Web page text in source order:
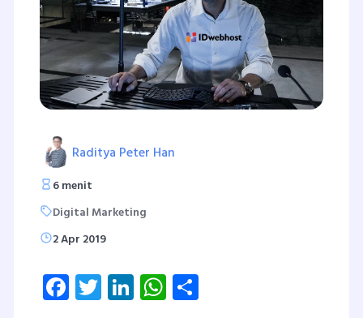
Raditya Peter Han
6 menit
Digital Marketing
2 Apr 2019
Facebook
Twitter
LinkedInWhatsApp